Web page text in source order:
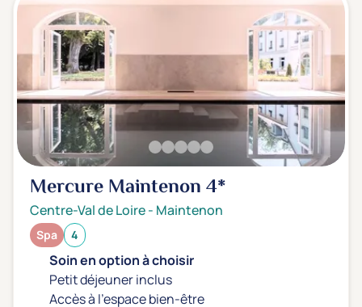
Mercure Maintenon4*
Centre-Val de Loire- Maintenon
Spa 4
Soin en option à choisir
Petit déjeuner inclus
Accès à l'espace bien-être